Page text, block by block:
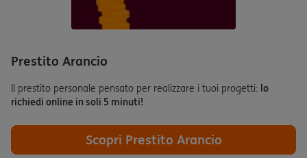
Prestito Arancio
Il prestito personale pensato per realizzare i tuoi progetti: lo
richiedi online in soli 5 minuti!
Scopri Prestito Arancio